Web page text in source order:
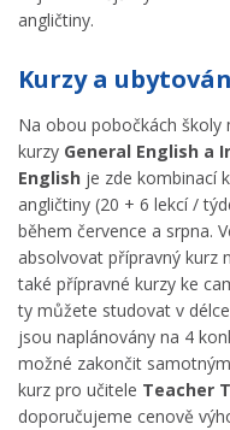
angličtiny.
Kurzy a
Na obou pobočkách školy
kurzy General English a
English je zde kombinací
angličtiny (20 + 6 lekcí /
během července a srpna.
absolvovat přípravný kurz
také přípravné kurzy ke
ty můžete studovat v
jsou naplánovány na 4
možné zakončit
kurz pro učitele Teacher
doporučujeme cenově